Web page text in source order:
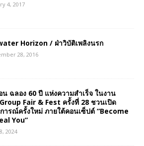
4, 2017
Horizon / ฝ่าวิบัติเพลิงนรก
28, 2016
น ฉลอง 60 ปี แห่งความสำเร็จ ในงาน
Fair & Fest ครั้งที่ 28 ชวนเปิด
ารณ์ครั้งใหม่ ภายใต้คอนเซ็ปต์ “Become
You”
2024